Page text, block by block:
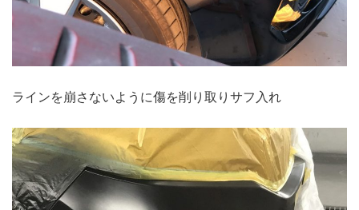
ラインを崩さないように傷を削り取りサフ入れ